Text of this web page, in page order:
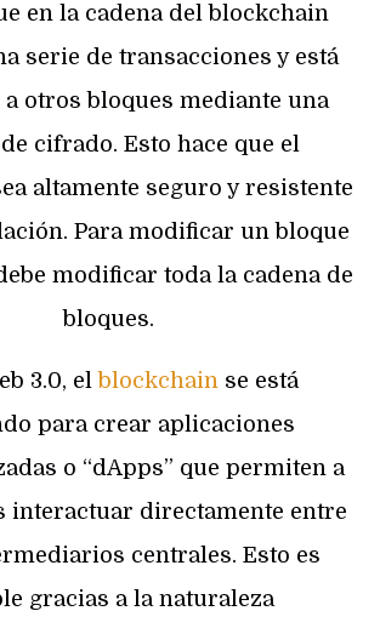
en la cadena del blockchain
serie de transacciones y está
a otros bloques mediante una
cifrado. Esto hace que el
altamente seguro y resistente
Para modificar un bloque
modificar toda la cadena de
bloques.
3.0, elblockchain se está
para crear aplicaciones
o “dApps” que permiten a
interactuar directamente entre
centrales. Esto es
gracias a la naturaleza